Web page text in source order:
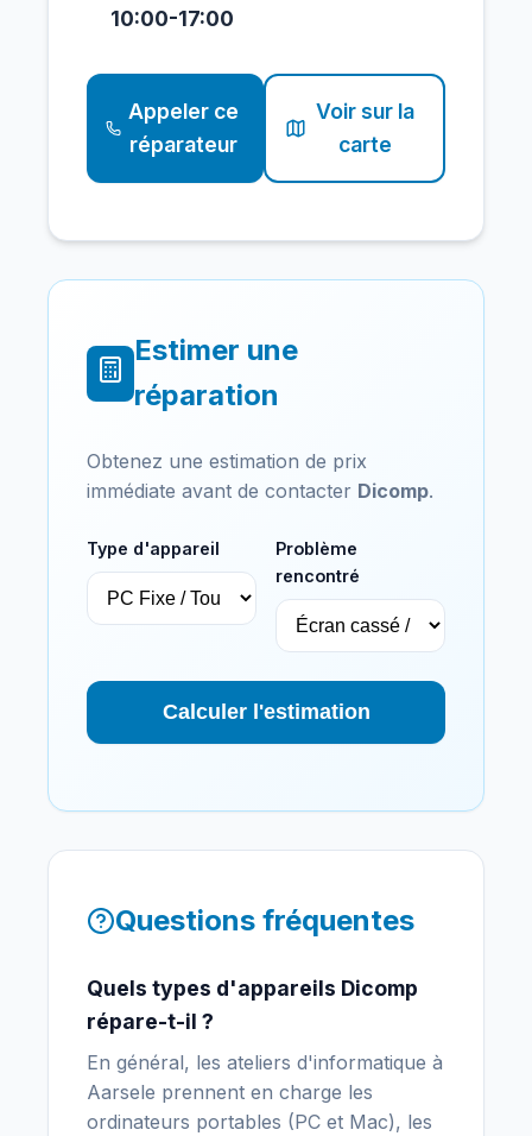
10:00-17:00
Appeler ce
réparateur
Voir sur la
carte
Estimer une
réparation
Obtenez une estimation de prix
immédiate avant de contacter Dicomp.
Type d'appareil
Problème
rencontré
Calculer l'estimation
Questions fréquentes
Quels types d'appareils Dicomp
répare-t-il ?
En général, les ateliers d'informatique à
Aarsele prennent en charge les
ordinateurs portables (PC et Mac), les